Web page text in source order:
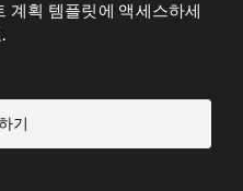
계획 템플릿에 액세스하세
기